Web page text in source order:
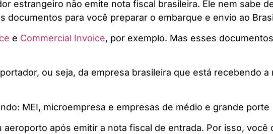
estrangeiro não emite nota fiscal brasileira. Ele nem sabe
para você preparar o embarque e envio ao
e Commercial Invoice, por exemplo. Mas esses
ou seja, da empresa brasileira que está recebendo a
MEI, microempresa e empresas de médio e grande porte
após emitir a nota fiscal de entrada. Por isso, você